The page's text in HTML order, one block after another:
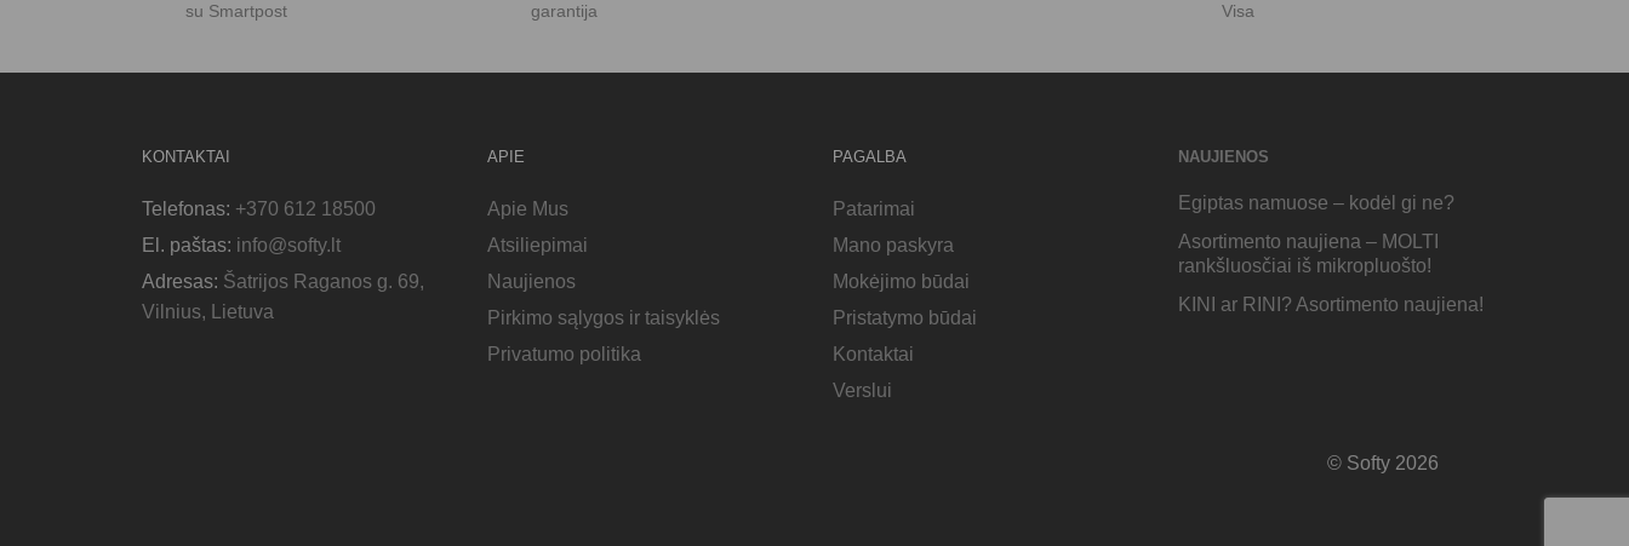
su Smartpost
garantija
Visa
KONTAKTAI
Telefonas: +370 612 18500
El. paštas: info@softy.lt
Adresas: Šatrijos Raganos g. 69,
Vilnius, Lietuva
APIE
Apie Mus
Atsiliepimai
Naujienos
Pirkimo sąlygos ir taisyklės
Privatumo politika
PAGALBA
Patarimai
Mano paskyra
Mokėjimo būdai
Pristatymo būdai
Kontaktai
Verslui
NAUJIENOS
Egiptas namuose – kodėl gi ne?
Asortimento naujiena – MOLTI
rankšluosčiai iš mikropluošto!
KINI ar RINI? Asortimento naujiena!
© Softy 2026